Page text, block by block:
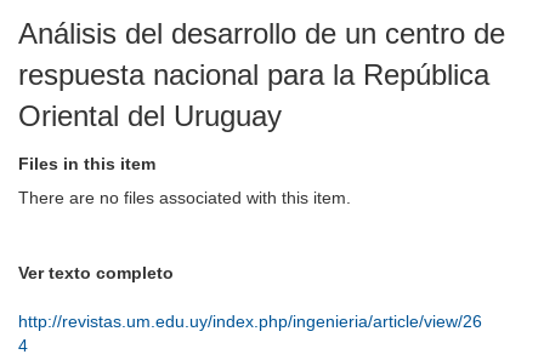
Análisis del desarrollo de un centro de
respuesta nacional para la República
Oriental del Uruguay
Files in this item
There are no files associated with this item.
Ver texto completo
http://revistas.um.edu.uy/index.php/ingenieria/article/view/26
4